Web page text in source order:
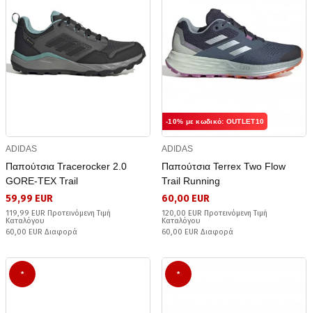
ADIDAS
Παπούτσια Tracerocker 2.0
GORE-TEX Trail
59,99 EUR
119,99 EUR Προτεινόμενη Τιμή
Καταλόγου
60,00 EUR Διαφορά
-10% με κωδικό: OUTLET10
ADIDAS
Παπούτσια Terrex Two Flow
Trail Running
60,00 EUR
120,00 EUR Προτεινόμενη Τιμή
Καταλόγου
60,00 EUR Διαφορά
* *